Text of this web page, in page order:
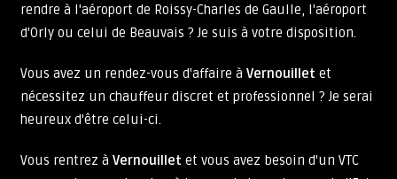
rendre à l'aéroport de Roissy-Charles de Gaulle, l'aéroport
d'Orly ou celui de Beauvais ? Je suis à votre disposition.
Vous avez un rendez-vous d'affaire à Vernouillet et
nécessitez un chauffeur discret et professionnel ? Je serai
heureux d'être celui-ci.
Vous rentrez à Vernouillet et vous avez besoin d'un VTC